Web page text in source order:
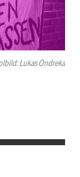
Lukas Ondreka